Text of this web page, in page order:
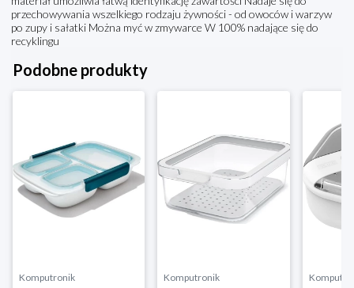
przechowywania wszelkiego rodzaju żywności - od owoców i warzyw
po zupy i sałatki Można myć w zmywarce W 100% nadające się do
recyklingu
Podobne produkty
Komputronik Komputronik